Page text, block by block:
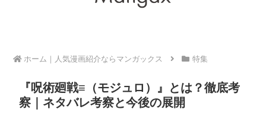
ホーム 特集
『呪術廻戦≡（モジュロ）』とは？徹底考
察｜ネタバレ考察と今後の展開